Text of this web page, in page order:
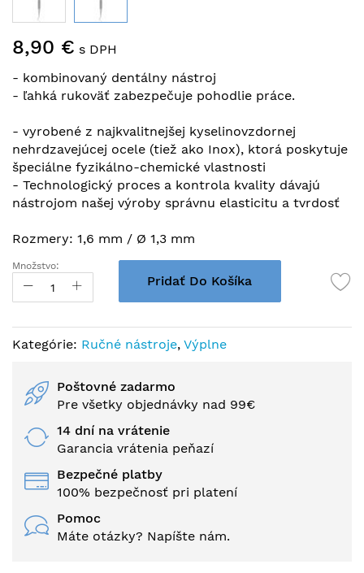
na
galérie
obrázkov
8,90 € s DPH
- kombinovaný dentálny nástroj
- ľahká rukoväť zabezpečuje pohodlie práce.
- vyrobené z najkvalitnejšej kyselinovzdornej
nehrdzavejúcej ocele (tiež ako Inox), ktorá poskytuje
špeciálne fyzikálno-chemické vlastnosti
- Technologický proces a kontrola kvality dávajú
nástrojom našej výroby správnu elasticitu a tvrdosť
Rozmery: 1,6 mm / Ø 1,3 mm
Množstvo:
Pridať Do Košíka
Kategórie: Ručné nástroje, Výplne
Poštovné zadarmo
Pre všetky objednávky nad 99€
14 dní na vrátenie
Garancia vrátenia peňazí
Bezpečné platby
100% bezpečnosť pri platení
Pomoc
Máte otázky? Napíšte nám.